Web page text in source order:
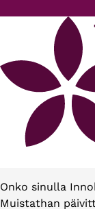
Onko sinulla
Muistathan